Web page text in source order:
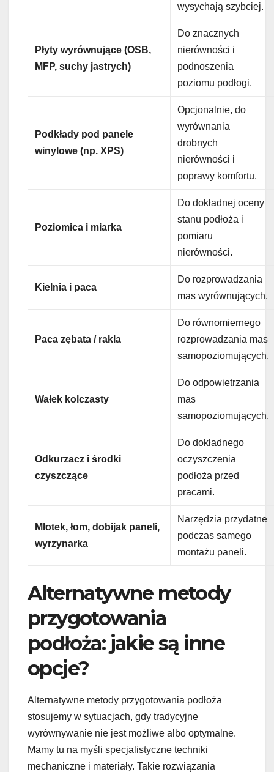
wysychają szybciej.
Płyty wyrównujące (OSB,
MFP, suchy jastrych)
Do znacznych
nierówności i
podnoszenia
poziomu podłogi.
Podkłady pod panele
winylowe (np. XPS)
Opcjonalnie, do
wyrównania
drobnych
nierówności i
poprawy komfortu.
Poziomica i miarka
Do dokładnej oceny
stanu podłoża i
pomiaru
nierówności.
Kielnia i paca
Do rozprowadzania
mas wyrównujących.
Paca zębata / rakla
Do równomiernego
rozprowadzania mas
samopoziomujących.
Wałek kolczasty
Do odpowietrzania
mas
samopoziomujących.
Odkurzacz i środki
czyszczące
Do dokładnego
oczyszczenia
podłoża przed
pracami.
Młotek, łom, dobijak paneli,
wyrzynarka
Narzędzia przydatne
podczas samego
montażu paneli.
Alternatywne metody
przygotowania
podłoża: jakie są inne
opcje?
Alternatywne metody przygotowania podłoża
stosujemy w sytuacjach, gdy tradycyjne
wyrównywanie nie jest możliwe albo optymalne.
Mamy tu na myśli specjalistyczne techniki
mechaniczne i materiały. Takie rozwiązania